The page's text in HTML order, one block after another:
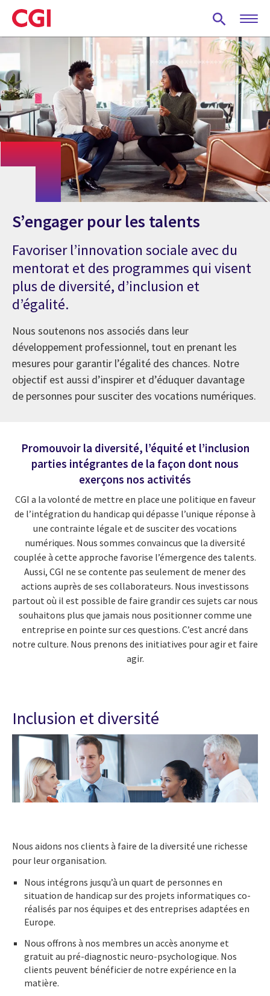
Skip
to
main
content
S’engager pour les talents
Favoriser l’innovation sociale avec du
mentorat et des programmes qui visent
plus de diversité, d’inclusion et
d’égalité.
Nous soutenons nos associés dans leur
développement professionnel, tout en prenant les
mesures pour garantir l’égalité des chances. Notre
objectif est aussi d’inspirer et d’éduquer davantage
de personnes pour susciter des vocations numériques.
Promouvoir la diversité, l’équité et l’inclusion
parties intégrantes de la façon dont nous
exerçons nos activités
CGI a la volonté de mettre en place une politique en faveur
de l’intégration du handicap qui dépasse l’unique réponse à
une contrainte légale et de susciter des vocations
numériques. Nous sommes convaincus que la diversité
couplée à cette approche favorise l’émergence des talents.
Aussi, CGI ne se contente pas seulement de mener des
actions auprès de ses collaborateurs. Nous investissons
partout où il est possible de faire grandir ces sujets car nous
souhaitons plus que jamais nous positionner comme une
entreprise en pointe sur ces questions. C’est ancré dans
notre culture. Nous prenons des initiatives pour agir et faire
agir.
Inclusion et diversité
Nous aidons nos clients à faire de la diversité une richesse
pour leur organisation.
Nous intégrons jusqu’à un quart de personnes en
situation de handicap sur des projets informatiques co-
réalisés par nos équipes et des entreprises adaptées en
Europe.
Nous offrons à nos membres un accès anonyme et
gratuit au pré-diagnostic neuro-psychologique. Nos
clients peuvent bénéficier de notre expérience en la
matière.